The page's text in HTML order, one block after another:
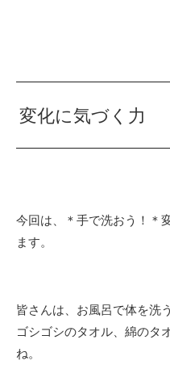
変化に気づく力
今回は、＊手で洗おう！＊
ます。
皆さんは、お風呂で体を洗
ゴシゴシのタオル、綿のタ
ね。